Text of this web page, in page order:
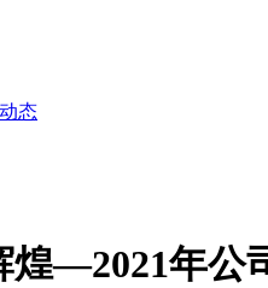
态
煌—2021年公